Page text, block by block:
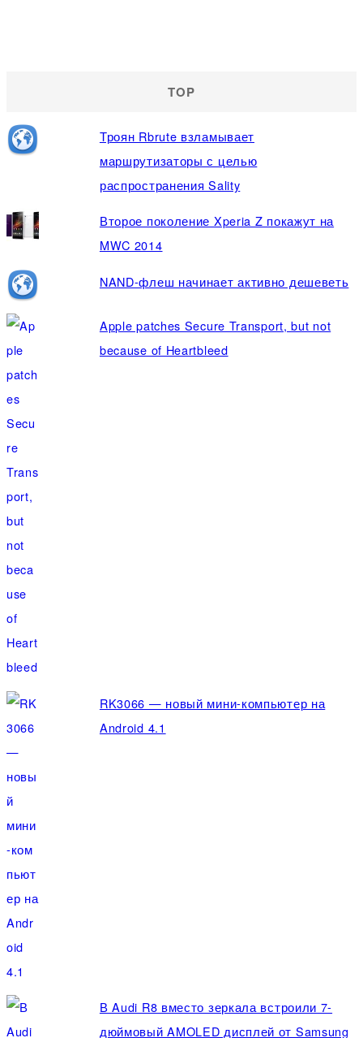
TOP
Троян Rbrute взламывает
маршрутизаторы с целью
распространения Sality
Второе поколение Xperia Z покажут на
MWC 2014
NAND-флеш начинает активно дешеветь
Apple patches Secure Transport, but not
because of Heartbleed
RK3066 — новый мини-компьютер на
Android 4.1
В Audi R8 вместо зеркала встроили 7-
дюймовый AMOLED дисплей от Samsung